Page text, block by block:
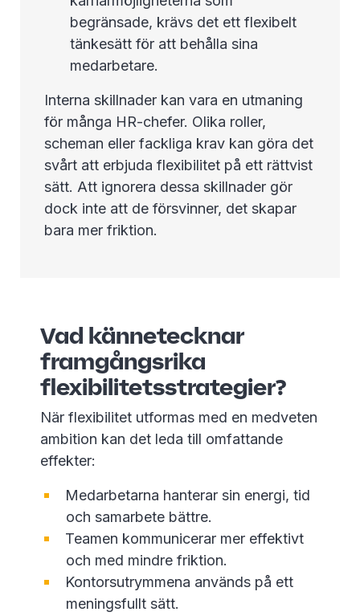
begränsade, krävs det ett flexibelt
tänkesätt för att behålla sina
medarbetare.
Interna skillnader kan vara en utmaning
för många HR-chefer. Olika roller,
scheman eller fackliga krav kan göra det
svårt att erbjuda flexibilitet på ett rättvist
sätt. Att ignorera dessa skillnader gör
dock inte att de försvinner, det skapar
bara mer friktion.
Vad kännetecknar
framgångsrika
flexibilitetsstrategier?
När flexibilitet utformas med en medveten
ambition kan det leda till omfattande
effekter:
Medarbetarna hanterar sin energi, tid
och samarbete bättre.
Teamen kommunicerar mer effektivt
och med mindre friktion.
Kontorsutrymmena används på ett
meningsfullt sätt.